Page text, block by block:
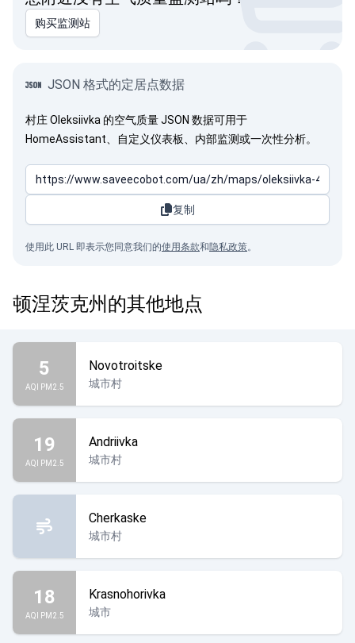
购买监测站
JSON 格式的定居点数据
村庄 Oleksiivka 的空气质量 JSON 数据可用于
HomeAssistant、自定义仪表板、内部监测或一次性分析。
复制
使用此 URL 即表示您同意我们的使用条款和隐私政策。
顿涅茨克州的其他地点
5
AQI PM2.5
Novotroitske
城市村
19
AQI PM2.5
Andriivka
城市村
Cherkaske
城市村
18
AQI PM2.5
Krasnohorivka
城市